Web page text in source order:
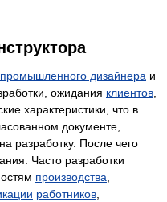
промышленного дизайнера и
ожидания клиентов,
характеристики, что в
документе,
на разработку. После чего
Часто разработки
производства,
работников,